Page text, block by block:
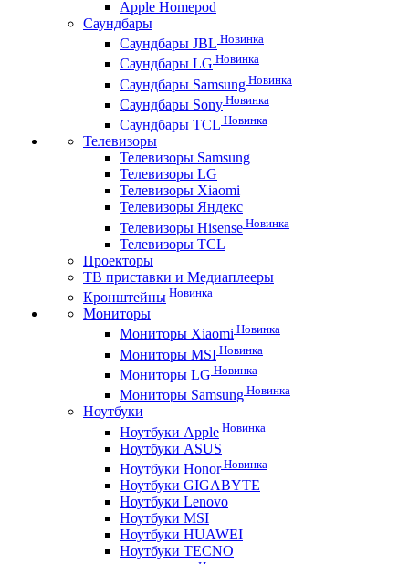
Apple Homepod
Саундбары
Саундбары JBL Новинка
Саундбары LG Новинка
Саундбары Samsung Новинка
Саундбары Sony Новинка
Саундбары TCL Новинка
Телевизоры
Телевизоры Samsung
Телевизоры LG
Телевизоры Xiaomi
Телевизоры Яндекс
Телевизоры Hisense Новинка
Телевизоры TCL
Проекторы
ТВ приставки и Медиаплееры
Кронштейны Новинка
Мониторы
Мониторы Xiaomi Новинка
Мониторы MSI Новинка
Мониторы LG Новинка
Мониторы Samsung Новинка
Ноутбуки
Ноутбуки Apple Новинка
Ноутбуки ASUS
Ноутбуки HonorНовинка
Ноутбуки GIGABYTE
Ноутбуки Lenovo
Ноутбуки MSI
Ноутбуки HUAWEI
Ноутбуки TECNO